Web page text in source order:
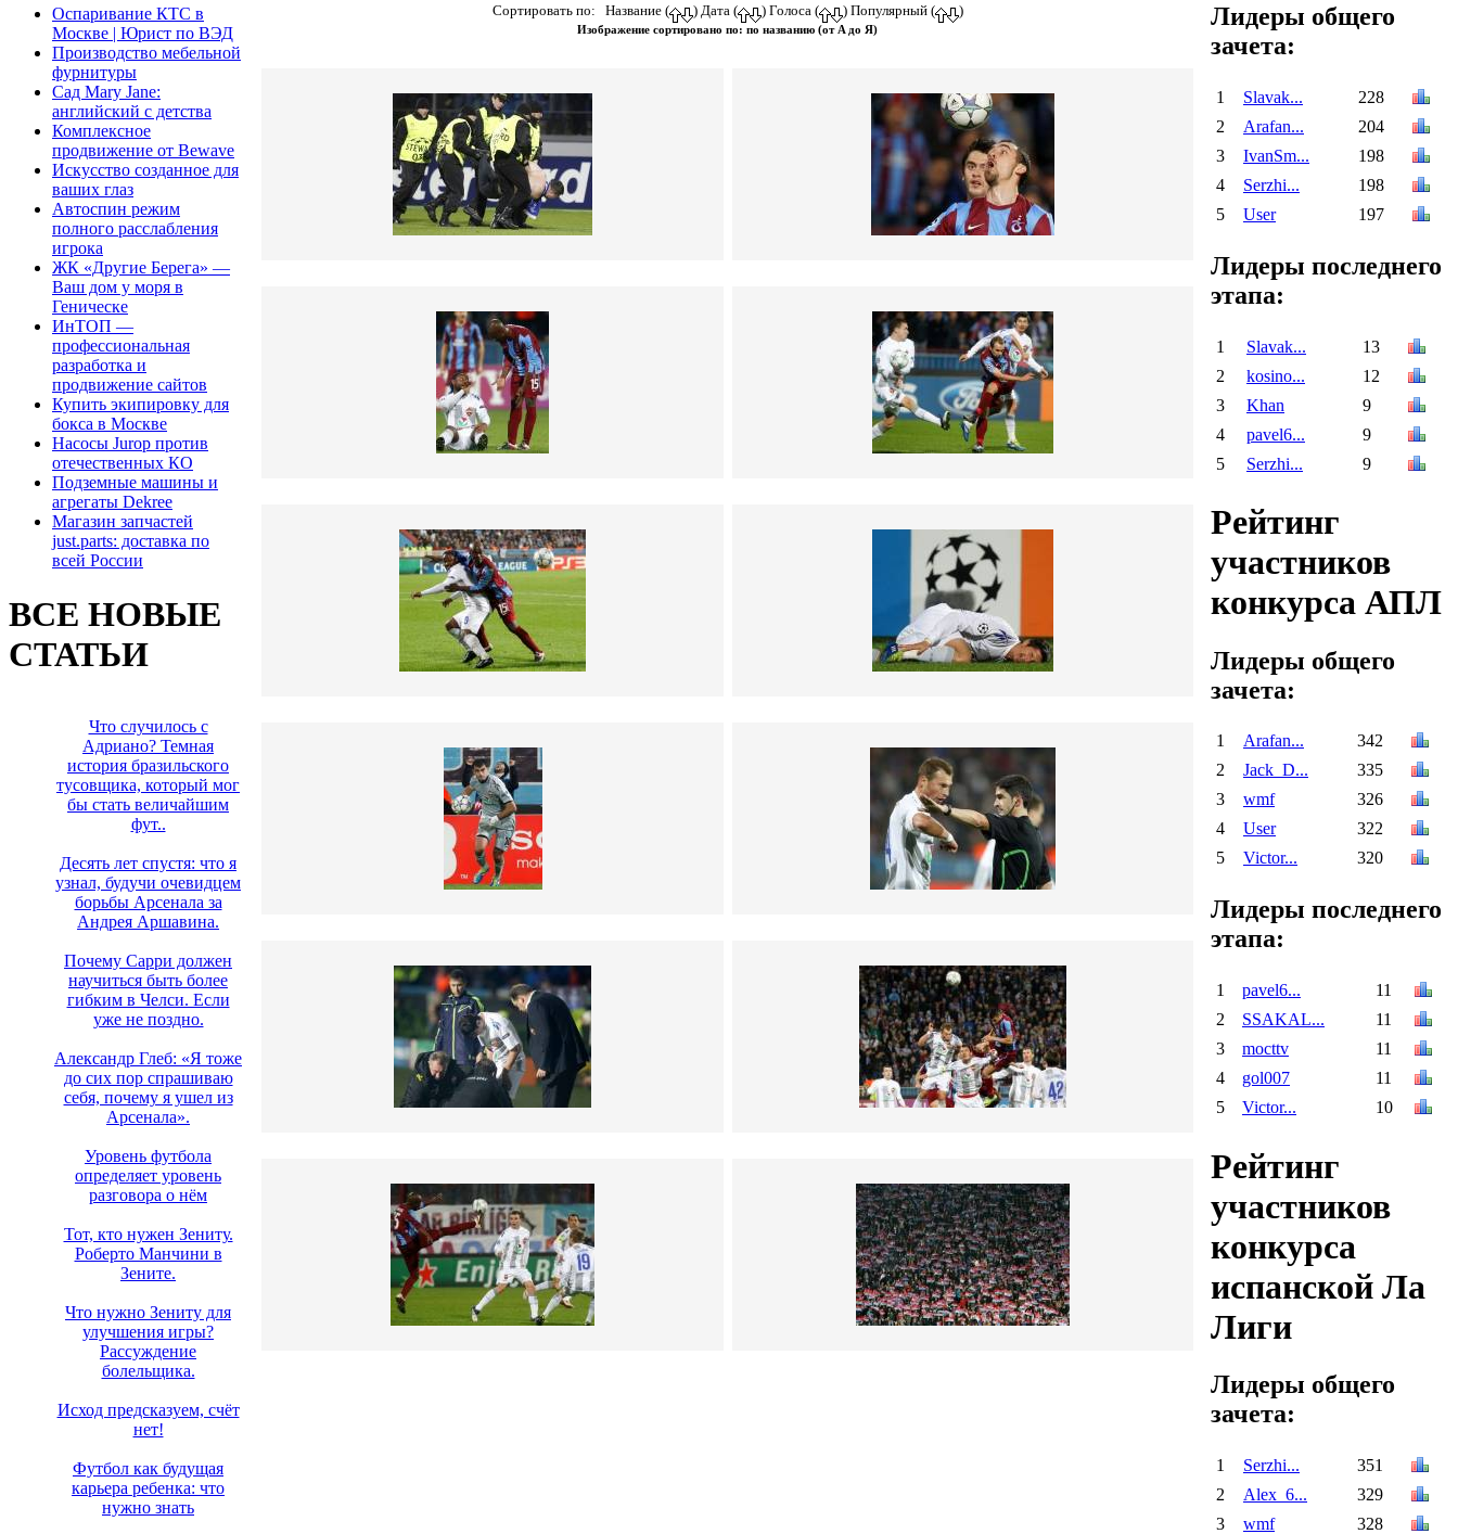
Оспаривание КТС в
Москве | Юрист по ВЭД
Производство мебельной
фурнитуры
Сад Mary Jane:
английский с детства
Комплексное
продвижение от Bewave
Искусство созданное для
ваших глаз
Автоспин режим
полного расслабления
игрока
ЖК «Другие Берега» —
Ваш дом у моря в
Геническе
ИнТОП —
профессиональная
разработка и
продвижение сайтов
Купить экипировку для
бокса в Москве
Насосы Jurop против
отечественных КО
Подземные машины и
агрегаты Dekree
Магазин запчастей
just.parts: доставка по
всей России
ВСЕ НОВЫЕ
СТАТЬИ
Что случилось с
Адриано? Темная
история бразильского
тусовщика, который мог
бы стать величайшим
фут..
Десять лет спустя: что я
узнал, будучи очевидцем
борьбы Арсенала за
Андрея Аршавина.
Почему Сарри должен
научиться быть более
гибким в Челси. Если
уже не поздно.
Александр Глеб: «Я тоже
до сих пор спрашиваю
себя, почему я ушел из
Арсенала».
Уровень футбола
определяет уровень
разговора о нём
Тот, кто нужен Зениту.
Роберто Манчини в
Зените.
Что нужно Зениту для
улучшения игры?
Рассуждение
болельщика.
Исход предсказуем, счёт
нет!
Футбол как будущая
карьера ребенка: что
нужно знать
Сортировать по: Название ( ) Дата ( ) Голоса ( ) Популярный ( )
Изображение сортировано по: по названию (от A до Я)
Лидеры общего
зачета:
1 Slavak...
228
2
Arafan...
204
3
IvanSm...
198
4
Serzhi...
198
5
User 197
Лидеры последнего
этапа:
1 Slavak...
13
2
kosino...
12
3
Khan
9
4
pavel6...
9
5
Serzhi... 9
Рейтинг
участников
конкурса АПЛ
Лидеры общего
зачета:
1 Arafan...
342
2
Jack_D...
335
3
wmf
326
4
User
322
5
Victor... 320
Лидеры последнего
этапа:
1 pavel6...
11
2
SSAKAL...
11
3
mocttv
11
4
gol007
11
5
Victor... 10
Рейтинг
участников
конкурса
испанской Ла
Лиги
Лидеры общего
зачета:
1 Serzhi...
351
2
Alex_6...
329
3
wmf 328